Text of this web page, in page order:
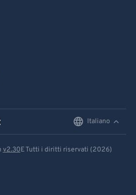
Italiano
v2.30E Tutti i diritti riservati (2026)